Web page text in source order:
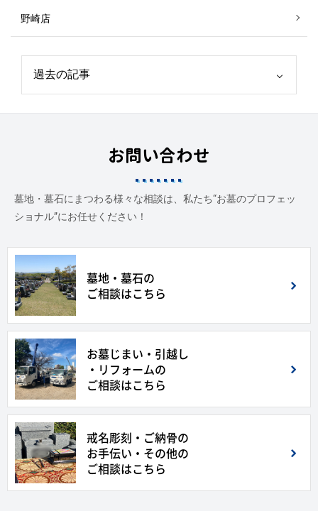
野崎店
お問い合わせ
墓地・墓石にまつわる様々な相談は、私たち“お墓のプロフェッ
ショナル”にお任せください！
墓地・墓石の
ご相談はこちら
お墓じまい・引越し
・リフォームの
ご相談はこちら
戒名彫刻・ご納骨の
お手伝い・その他の
ご相談はこちら